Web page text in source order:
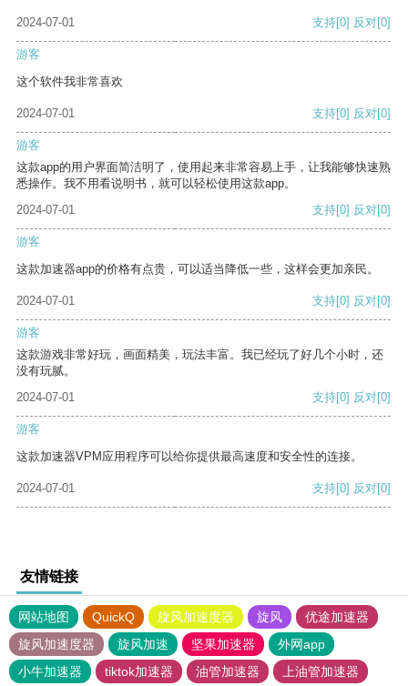
2024-07-01 支持[0] 反对[0]
游客
这个软件我非常喜欢
2024-07-01 支持[0] 反对[0]
游客
这款app的用户界面简洁明了，使用起来非常容易上手，让我能够快速熟
悉操作。我不用看说明书，就可以轻松使用这款app。
2024-07-01
支持[0] 反对[0]
游客
这款加速器app的价格有点贵，可以适当降低一些，这样会更加亲民。
2024-07-01 支持[0] 反对[0]
游客
这款游戏非常好玩，画面精美，玩法丰富。我已经玩了好几个小时，还
没有玩腻。
2024-07-01
支持[0] 反对[0]
游客
这款加速器VPM应用程序可以给你提供最高速度和安全性的连接。
2024-07-01 支持[0] 反对[0]
友情链接
网站地图 QuickQ 旋风加速度器 旋风
优途加速器
旋风加速度器
旋风加速 坚果加速器
外网app
小牛加速器
tiktok加速器 油管加速器 上油管加速器